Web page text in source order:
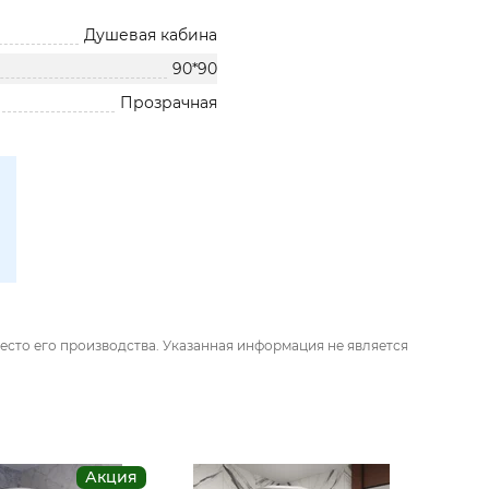
Душевая кабина
90*90
Прозрачная
его производства. Указанная информация не является
Акция